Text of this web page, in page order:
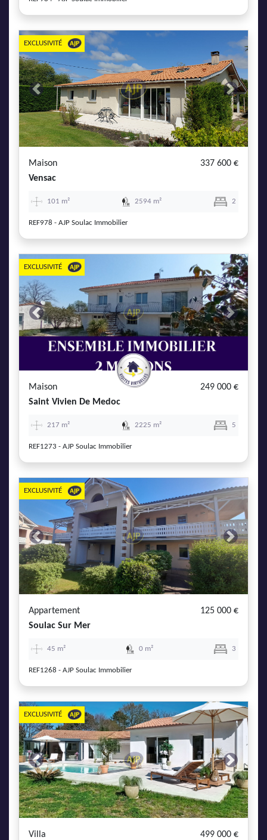
Previous Next
EXCLUSIVITÉ
Maison
337 600 €
Vensac
101 m² 2594 m² 2
REF978 - AJP Soulac Immobilier
Previous Next
EXCLUSIVITÉ
Maison
249 000 €
Saint Vivien De Medoc
217 m² 2225 m² 5
REF1273 - AJP Soulac Immobilier
Previous Next
EXCLUSIVITÉ
Appartement
125 000 €
Soulac Sur Mer
45 m² 0 m² 3
REF1268 - AJP Soulac Immobilier
Previous Next
EXCLUSIVITÉ
Villa
499 000 €